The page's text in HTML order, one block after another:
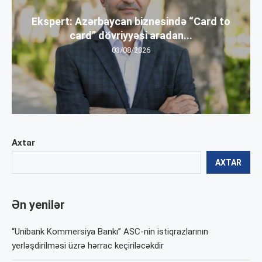
Axtar
AXTAR
Ən yenilər
“Unibank Kommersiya Bankı” ASC-nin istiqrazlarının
yerləşdirilməsi üzrə hərrac keçiriləcəkdir
Ekspert: Azərbaycan biznesində “Card to
card” dövriyyəsi aradan...
03/08/2026